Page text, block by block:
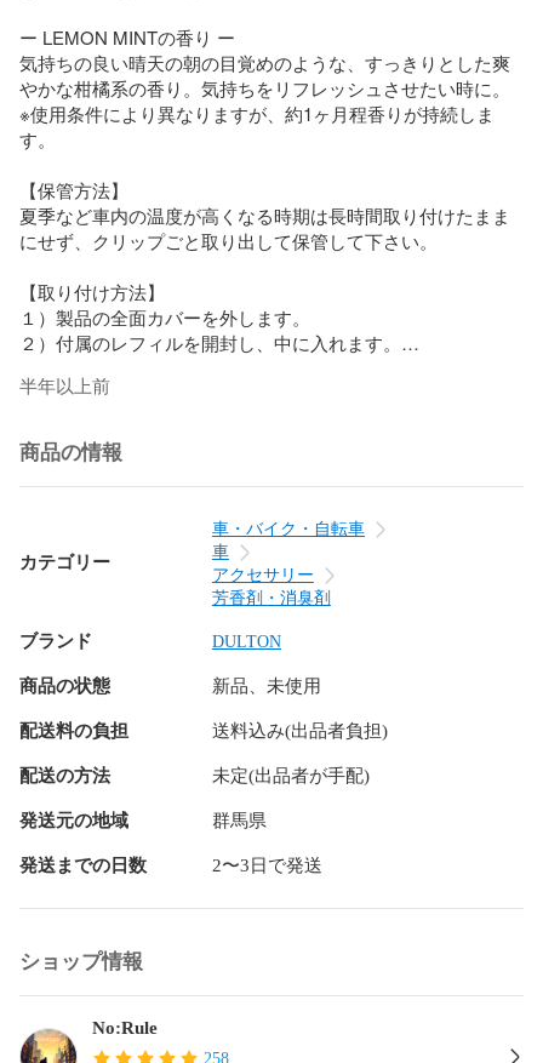
ー LEMON MINTの香り ー
気持ちの良い晴天の朝の目覚めのような、すっきりとした爽
やかな柑橘系の香り。気持ちをリフレッシュさせたい時に。
※使用条件により異なりますが、約1ヶ月程香りが持続しま
す。
【保管方法】
夏季など車内の温度が高くなる時期は長時間取り付けたまま
にせず、クリップごと取り出して保管して下さい。
【取り付け方法】
１）製品の全面カバーを外します。
２）付属のレフィルを開封し、中に入れます。
４）エアコンを使用すると香りがします。
サイズ :	φ40mm D.48mm
リフィル1pc付属
材質 :	本体：亜鉛合金、PVC、マンガン鋼
PP、マグネット、不織布
成分：香料、アルコール、水、溶剤1900
半年以上前
商品の情報
カテゴリー
車・バイク・自転車
車
アクセサリー
芳香剤・消臭剤
ブランド DULTON
商品の状態 新品、未使用
配送料の負担 送料込み(出品者負担)
配送の方法 未定(出品者が手配)
発送元の地域 群馬県
発送までの日数 2〜3日で発送
ショップ情報
No:Rule
258